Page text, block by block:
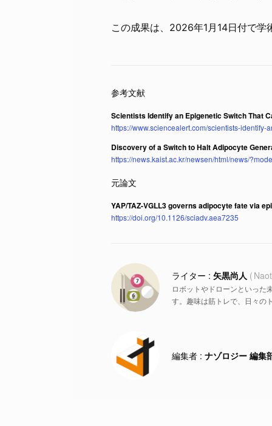
この成果は、2026年1月14日付で学
Scientists Identify an Epigenetic Switch That
https://www.sciencealert.com/scientists-
Discovery of a Switch to Halt Adipocyte
https://news.kaist.ac.kr/newsen/html/news/
YAP/TAZ-VGLL3 governs adipocyte fate via
https://doi.org/10.1126/sciadv.aea7235
矢黒尚人
ロボットやドローンといった
す。趣味は筋トレで、日々の
ナゾロジー 編集